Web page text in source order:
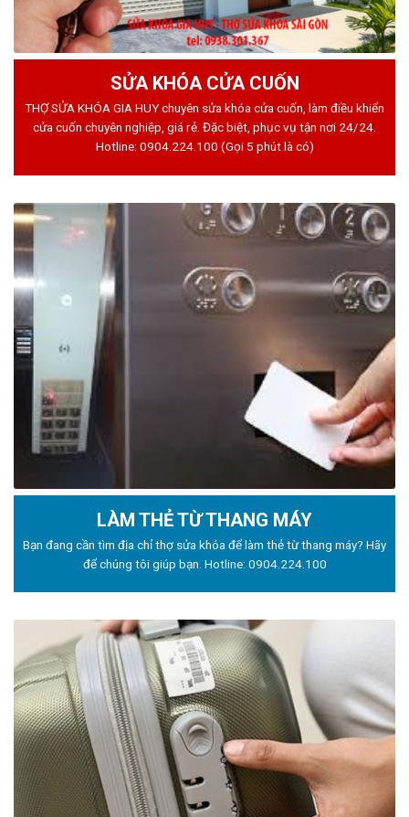
SỬA KHÓA CỬA CUỐN
THỢ SỬA KHÓA GIA HUY chuyên sửa khóa cửa cuốn, làm điều khiển
cửa cuốn chuyên nghiệp, giá rẻ. Đặc biệt, phục vụ tận nơi 24/24.
Hotline: 0904.224.100 (Gọi 5 phút là có)
LÀM THẺ TỪ THANG MÁY
Bạn đang cần tìm địa chỉ thợ sửa khóa để làm thẻ từ thang máy? Hãy
để chúng tôi giúp bạn. Hotline: 0904.224.100